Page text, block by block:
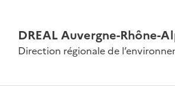
DREAL Auvergne-Rhône-
Direction régionale de